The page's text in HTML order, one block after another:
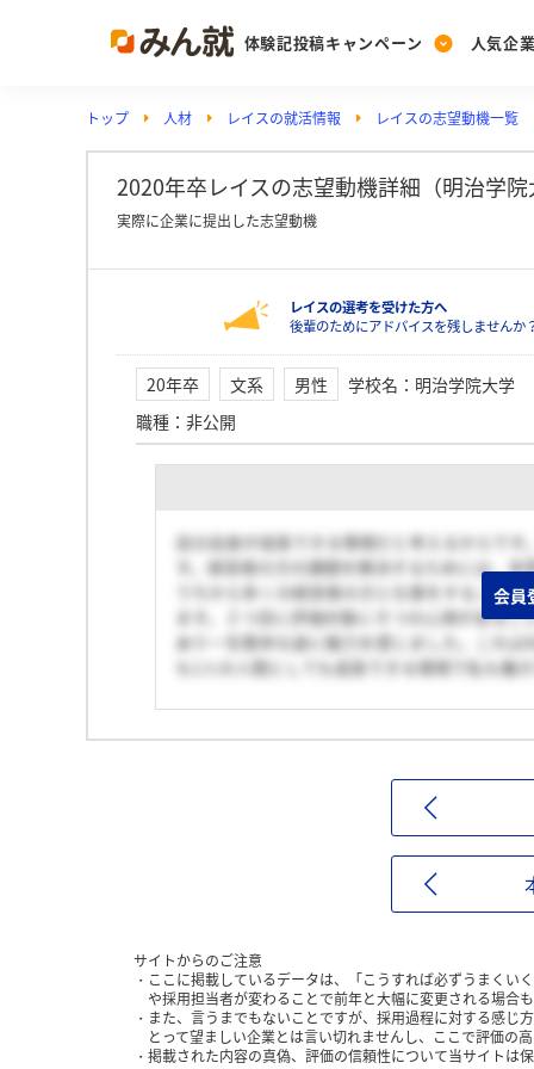
体験記投稿キャンペーン
Post
投稿する
人気企
Ranking
ランキングを見る
Vote
投票する
PickUp
注目の企業特集
トップ 人材 レイスの就活情報 レイスの志望動機一覧
2020年卒レイスの志望動機詳細（明治学
実際に企業に提出した志望動機
レイスの選考を受けた方へ
後輩のためにアドバイスを残しません
20年卒 文系 男性 学校名 ： 明治学院大学
職種 ： 非公開
自分自身が成長できる環境だと考えるからで
す。経営者の方の課題を解決するためには、
うちから多くの経営者の方と仕事をすること
ます。２つ目に評価対象に８つの心得がある
あり一生懸命な姿に魅力を感じました。これ
も1人の人間としても成長できる環境で私も働
会員
サイトからのご注意
ここに掲載しているデータは、「こうすれば必ずうまくい
や採用担当者が変わることで前年と大幅に変更される場合
また、言うまでもないことですが、採用過程に対する感じ
とって望ましい企業とは言い切れませんし、ここで評価の
掲載された内容の真偽、評価の信頼性について当サイトは